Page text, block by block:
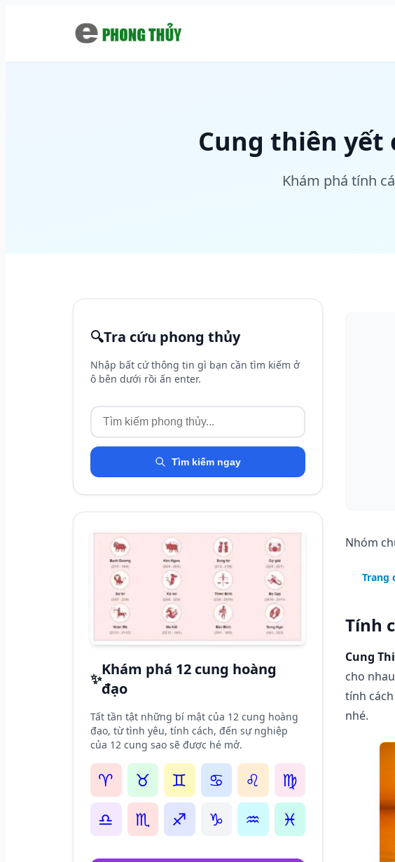
Cung thiên yết
Khám phá tính
🔍Tra cứu phong thủy
Nhập bất cứ thông tin gì bạn cần tìm kiếm ở
ô bên dưới rồi ấn enter.
Tìm kiếm ngay
✨
Khám phá 12 cung hoàng
đạo
Tất tần tật những bí mật của 12 cung hoàng
đạo, từ tình yêu, tính cách, đến sự nghiệp
của 12 cung sao sẽ được hé mở.
♈ ♉ ♊ ♋ ♌
♍
♎
♏ ♐ ♑ ♒ ♓
Nhóm
Trang
Tính
Cung
cho
tính
nhé.